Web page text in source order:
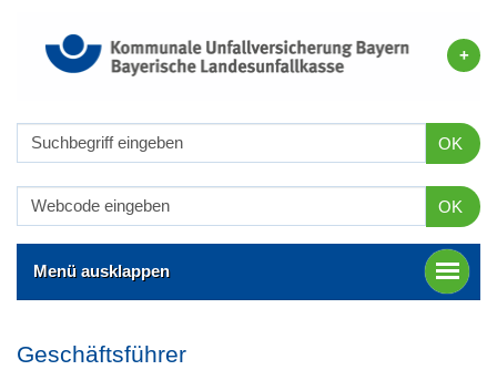
OK
OK
Menü ausklappen
Geschäftsführer